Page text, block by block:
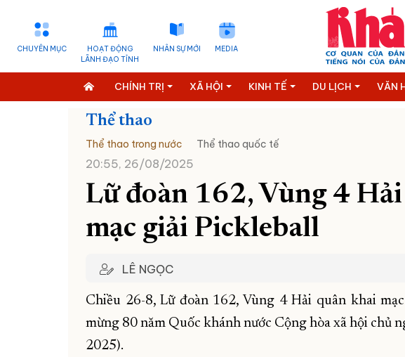
CHUYÊN MỤC
HOẠT ĐỘNG
LÃNH ĐẠO TỈNH
NHÂN SỰ MỚI MEDIA
CHÍNH TRỊ XÃ HỘI KINH TẾ DU LỊCH VĂN
Thể thao
Thể thao trong nước Thể thao quốc tế
20:55, 26/08/2025
Lữ đoàn 162, Vùng 4
mạc giải Pickleball
LÊ NGỌC
Chiều 26-8, Lữ đoàn 162, Vùng 4 Hải quân khai
mừng 80 năm Quốc khánh nước Cộng hòa xã hội chủ
2025).